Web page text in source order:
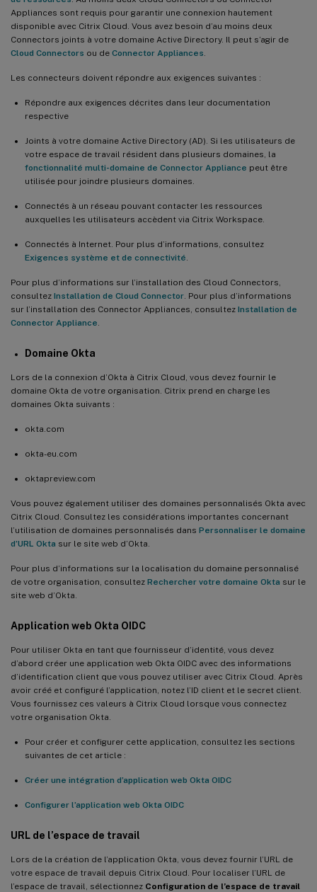
Appliances sont requis pour garantir une connexion hautement
disponible avec Citrix Cloud. Vous avez besoin d’au moins deux
Connectors joints à votre domaine Active Directory. Il peut s’agir de
Cloud Connectors ou de Connector Appliances
Les connecteurs doivent répondre aux exigences suivantes :
Répondre aux exigences décrites dans leur documentation
respective
Joints à votre domaine Active Directory (AD). Si les utilisateurs de
votre espace de travail résident dans plusieurs domaines, la
fonctionnalité multi-domaine de Connector Appliance peut être
utilisée pour joindre plusieurs domaines.
Connectés à un réseau pouvant contacter les ressources
auxquelles les utilisateurs accèdent via Citrix Workspace.
Connectés à Internet. Pour plus d’informations, consultez
Exigences système et de connectivité
Pour plus d’informations sur l’installation des Cloud Connectors,
consultez Installation de Cloud Connector . Pour plus d’informations
sur l’installation des Connector Appliances, consultez Installation de
Connector Appliance
Domaine Okta
Lors de la connexion d’Okta à Citrix Cloud, vous devez fournir le
domaine Okta de votre organisation. Citrix prend en charge les
domaines Okta suivants :
okta.com
okta-eu.com
oktapreview.com
Vous pouvez également utiliser des domaines personnalisés Okta avec
Citrix Cloud. Consultez les considérations importantes concernant
l’utilisation de domaines personnalisés dans Personnaliser le domaine
d’URL Okta sur le site web d’Okta.
Pour plus d’informations sur la localisation du domaine personnalisé
de votre organisation, consultez Rechercher votre domaine Okta sur le
site web d’Okta.
Application web Okta OIDC
Pour utiliser Okta en tant que fournisseur d’identité, vous devez
d’abord créer une application web Okta OIDC avec des informations
d’identification client que vous pouvez utiliser avec Citrix Cloud. Après
avoir créé et configuré l’application, notez l’ID client et le secret client.
Vous fournissez ces valeurs à Citrix Cloud lorsque vous connectez
votre organisation Okta.
Pour créer et configurer cette application, consultez les sections
suivantes de cet article :
Créer une intégration d’application web Okta OIDC
Configurer l’application web Okta OIDC
URL de l’espace de travail
Lors de la création de l’application Okta, vous devez fournir l’URL de
votre espace de travail depuis Citrix Cloud. Pour localiser l’URL de
l’espace de travail, sélectionnez Configuration de l’espace de travail